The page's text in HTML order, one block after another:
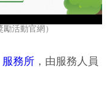
活動官網）
服務所 ，由服務人員